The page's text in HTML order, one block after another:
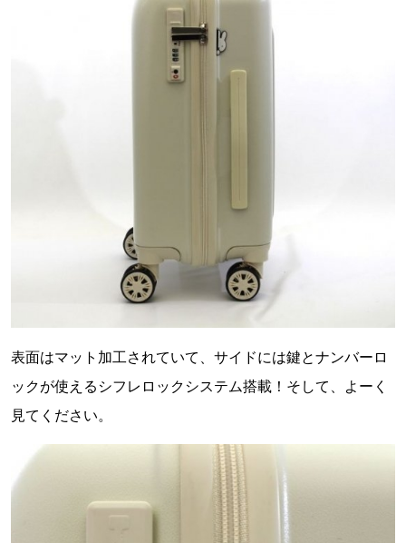
表面はマット加工されていて、サイドには鍵とナンバーロ
ックが使えるシフレロックシステム搭載！そして、よーく
見てください。